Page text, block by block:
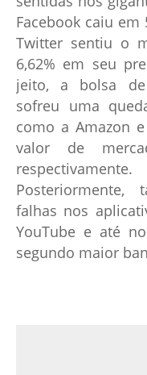
Facebook caiu em
Twitter sentiu o
6,62% em seu
jeito, a bolsa de
sofreu uma
como a Amazon
valor de
respectivamente.
Posteriormente,
falhas nos
YouTube e até
segundo maior